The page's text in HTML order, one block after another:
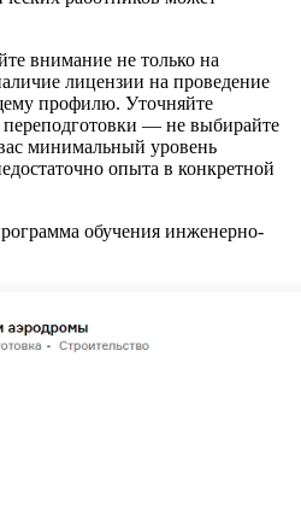
внимание не только на
лицензии на проведение
профилю. Уточняйте
переподготовки — не выбирайте
минимальный уровень
опыта в конкретной
обучения инженерно-